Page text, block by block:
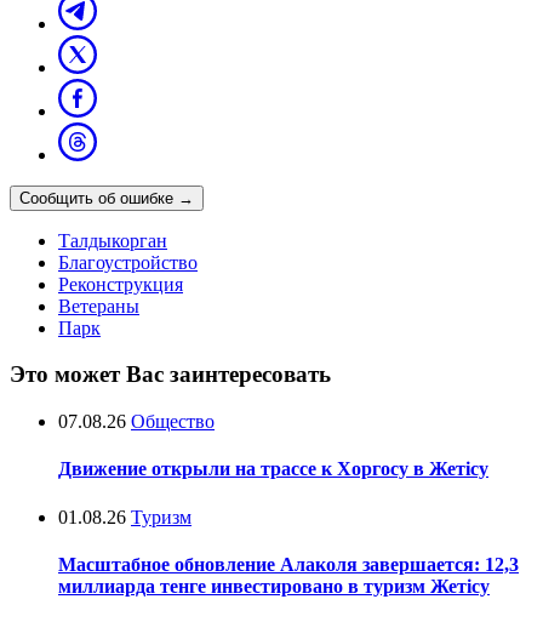
Сообщить об ошибке →
Талдыкорган
Благоустройство
Реконструкция
Ветераны
Парк
Это может Вас заинтересовать
07.08.26 Общество
Движение открыли на трассе к Хоргосу в Жетісу
01.08.26 Туризм
Масштабное обновление Алаколя завершается: 12,3
миллиарда тенге инвестировано в туризм Жетісу